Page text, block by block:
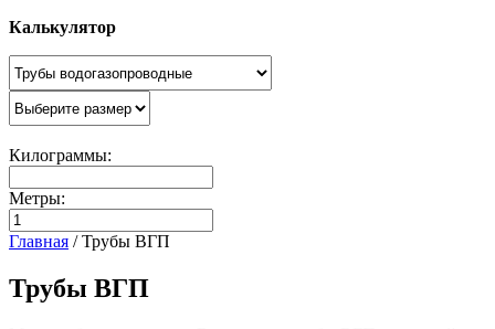
Калькулятор
Килограммы:
Метры:
Главная /Трубы ВГП
Трубы ВГП